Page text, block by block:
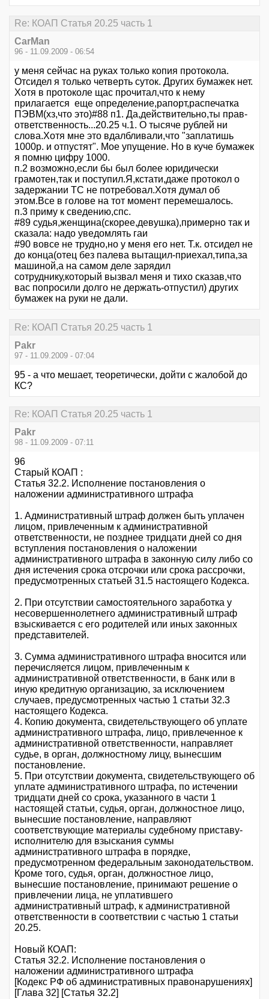
Re: КОАП Статья 20.25 часть 1
CarMan
96 - 11.09.2009 - 06:54
у меня сейчас на руках только копия протокола.
Отсидел я только четверть суток. Других бумажек нет.
Хотя в протоколе щас прочитал,что к нему
прилагается еще определение,рапорт,распечатка
ПЭВМ(хз,что это)#88 п1. Да,действительно,ты прав-
ответственность...20.25 ч.1. О тысяче рублей ни
слова.Хотя мне это вдалбливали,что "заплатишь
1000р. и отпустят". Мое упущение. Но в куче бумажек
я помню цифру 1000.
п.2 возможно,если бы был более юридически
грамотен,так и поступил.Я,кстати,даже протокол о
задержании ТС не потребовал.Хотя думал об
этом.Все в голове на тот момент перемешалось.
п.3 приму к сведению,спс.
#89 судья,женщина(скорее,девушка),примерно так и
сказала: надо уведомлять гаи
#90 вовсе не трудно,но у меня его нет. Т.к. отсидел не
до конца(отец без палева вытащил-приехал,типа,за
машиной,а на самом деле зарядил
сотруднику,который вызвал меня и тихо сказав,что
вас попросили долго не держать-отпустил) других
бумажек на руки не дали.
Re: КОАП Статья 20.25 часть 1
Pakr
97 - 11.09.2009 - 07:04
95 - а что мешает, теоретически, дойти с жалобой до
КС?
Re: КОАП Статья 20.25 часть 1
Pakr
98 - 11.09.2009 - 07:11
96
Старый КОАП :
Статья 32.2. Исполнение постановления о
наложении административного штрафа
1. Административный штраф должен быть уплачен
лицом, привлеченным к административной
ответственности, не позднее тридцати дней со дня
вступления постановления о наложении
административного штрафа в законную силу либо со
дня истечения срока отсрочки или срока рассрочки,
предусмотренных статьей 31.5 настоящего Кодекса.
2. При отсутствии самостоятельного заработка у
несовершеннолетнего административный штраф
взыскивается с его родителей или иных законных
представителей.
3. Сумма административного штрафа вносится или
перечисляется лицом, привлеченным к
административной ответственности, в банк или в
иную кредитную организацию, за исключением
случаев, предусмотренных частью 1 статьи 32.3
настоящего Кодекса.
4. Копию документа, свидетельствующего об уплате
административного штрафа, лицо, привлеченное к
административной ответственности, направляет
судье, в орган, должностному лицу, вынесшим
постановление.
5. При отсутствии документа, свидетельствующего об
уплате административного штрафа, по истечении
тридцати дней со срока, указанного в части 1
настоящей статьи, судья, орган, должностное лицо,
вынесшие постановление, направляют
соответствующие материалы судебному приставу-
исполнителю для взыскания суммы
административного штрафа в порядке,
предусмотренном федеральным законодательством.
Кроме того, судья, орган, должностное лицо,
вынесшие постановление, принимают решение о
привлечении лица, не уплатившего
административный штраф, к административной
ответственности в соответствии с частью 1 статьи
20.25.
Новый КОАП:
Статья 32.2. Исполнение постановления о
наложении административного штрафа
[Кодекс РФ об административных правонарушениях]
[Глава 32] [Статья 32.2]